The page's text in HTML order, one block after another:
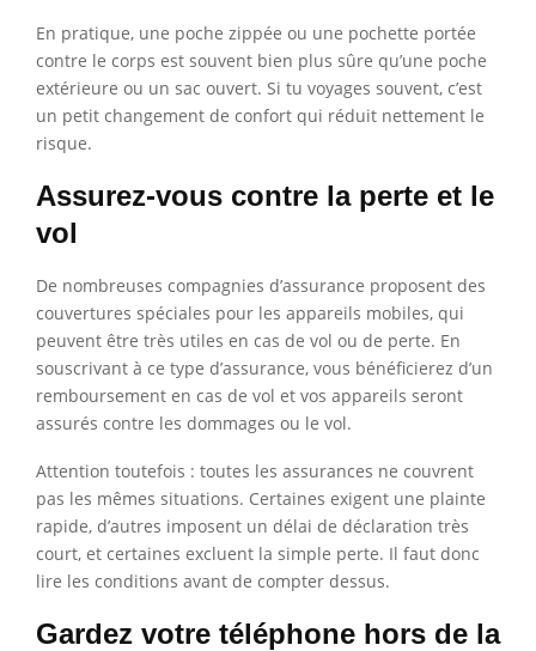
En pratique, une poche zippée ou une pochette portée
contre le corps est souvent bien plus sûre qu’une poche
extérieure ou un sac ouvert. Si tu voyages souvent, c’est
un petit changement de confort qui réduit nettement le
risque.
Assurez-vous contre la perte et le
vol
De nombreuses compagnies d’assurance proposent des
couvertures spéciales pour les appareils mobiles, qui
peuvent être très utiles en cas de vol ou de perte. En
souscrivant à ce type d’assurance, vous bénéficierez d’un
remboursement en cas de vol et vos appareils seront
assurés contre les dommages ou le vol.
Attention toutefois : toutes les assurances ne couvrent
pas les mêmes situations. Certaines exigent une plainte
rapide, d’autres imposent un délai de déclaration très
court, et certaines excluent la simple perte. Il faut donc
lire les conditions avant de compter dessus.
Gardez votre téléphone hors de la